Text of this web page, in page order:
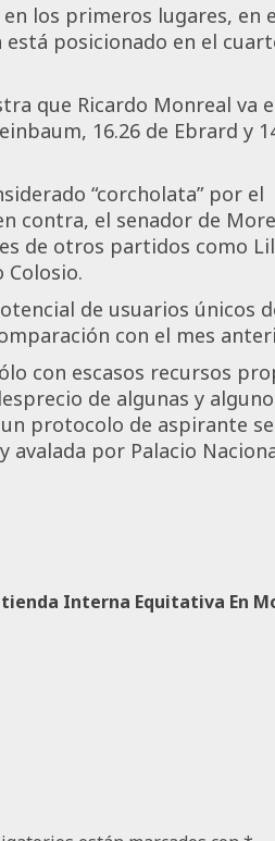
los primeros lugares, en
posicionado en el
que Ricardo Monreal va
16.26 de Ebrard y
“corcholata” por el
contra, el senador de
de otros partidos como
Colosio.
de usuarios únicos
con el mes
con escasos recursos
de algunas y
protocolo de aspirante
avalada por Palacio
Interna Equitativa En